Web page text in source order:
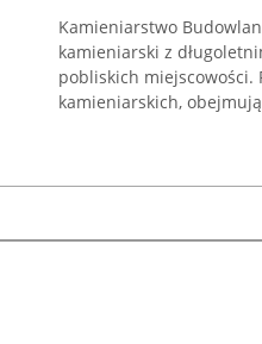
Kamieniarstwo
kamieniarski z
pobliskich miejscowości.
kamieniarskich,